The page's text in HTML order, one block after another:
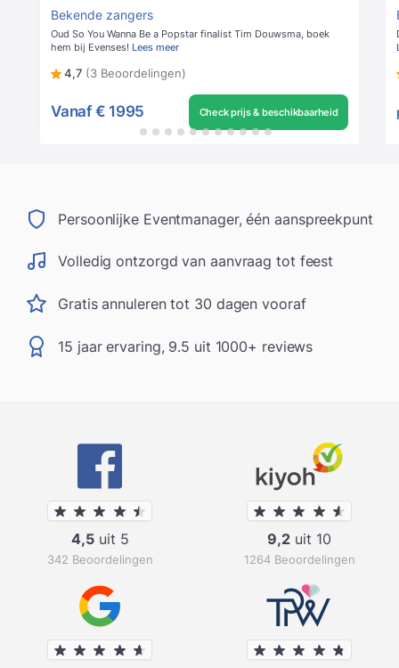
Bekende zangers
Oud So You Wanna Be a Popstar finalist Tim Douwsma, boek
hem bij Evenses! Lees meer
4,7 (3 Beoordelingen)
Vanaf € 1995 Check prijs & beschikbaarheid
Persoonlijke Eventmanager, één aanspreekpunt
Volledig ontzorgd van aanvraag tot feest
Gratis annuleren tot 30 dagen vooraf
15 jaar ervaring, 9.5 uit 1000+ reviews
4,5uit 5
342 Beoordelingen
9,2 uit 10
1264 Beoordelingen